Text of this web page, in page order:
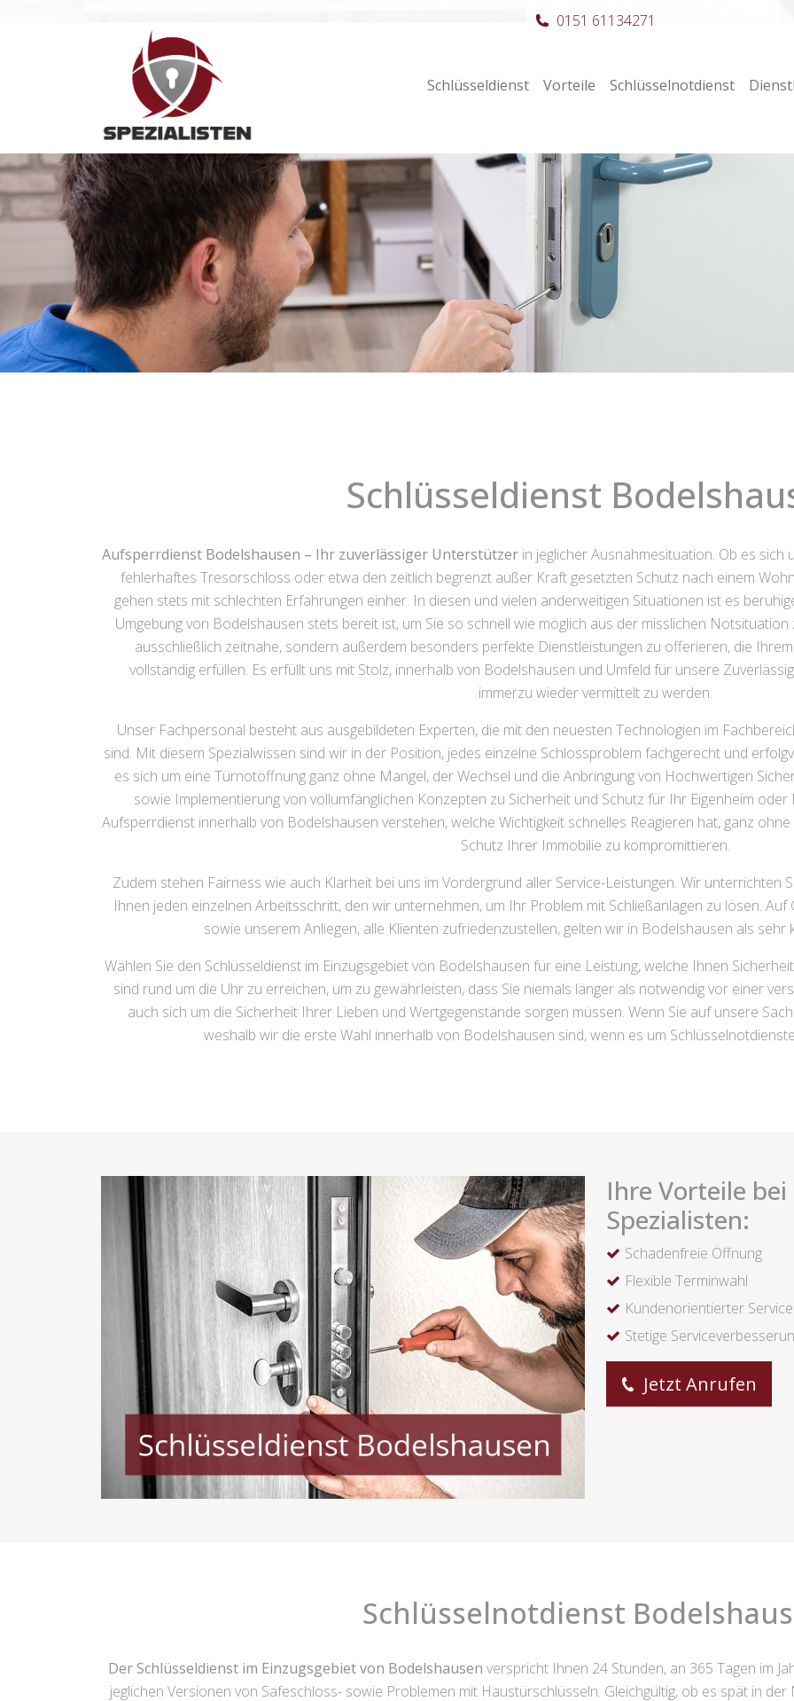
Hauptnavigation Schlüsseldienst Vorteile Schlüsselnotdienst
0151 61134271
Schlüsseldienst
Aufsperrdienst Bodelshausen – Ihr zuverlässiger Unterstützer in jeglicher Ausnahmesituation. Ob es
fehlerhaftes Tresorschloss oder etwa den zeitlich begrenzt außer Kraft gesetzten Schutz nach einem
gehen stets mit schlechten Erfahrungen einher. In diesen und vielen anderweitigen Situationen ist es
Umgebung von Bodelshausen stets bereit ist, um Sie so schnell wie möglich aus der misslichen
ausschließlich zeitnahe, sondern außerdem besonders perfekte Dienstleistungen zu offerieren, die
vollständig erfüllen. Es erfüllt uns mit Stolz, innerhalb von Bodelshausen und Umfeld für unsere
immerzu wieder vermittelt zu werden.
Unser Fachpersonal besteht aus ausgebildeten Experten, die mit den neuesten Technologien im
sind. Mit diesem Spezialwissen sind wir in der Position, jedes einzelne Schlossproblem fachgerecht und
es sich um eine Türnotöffnung ganz ohne Mangel, der Wechsel und die Anbringung von Hochwertigen
sowie Implementierung von vollumfänglichen Konzepten zu Sicherheit und Schutz für Ihr Eigenheim
Aufsperrdienst innerhalb von Bodelshausen verstehen, welche Wichtigkeit schnelles Reagieren hat, ganz
Schutz Ihrer Immobilie zu kompromittieren.
Zudem stehen Fairness wie auch Klarheit bei uns im Vordergrund aller Service-Leistungen. Wir unterrichten
Ihnen jeden einzelnen Arbeitsschritt, den wir unternehmen, um Ihr Problem mit Schließanlagen zu lösen.
sowie unserem Anliegen, alle Klienten zufriedenzustellen, gelten wir in Bodelshausen als
Wählen Sie den Schlüsseldienst im Einzugsgebiet von Bodelshausen für eine Leistung, welche Ihnen
sind rund um die Uhr zu erreichen, um zu gewährleisten, dass Sie niemals länger als notwendig vor einer
auch sich um die Sicherheit Ihrer Lieben und Wertgegenstände sorgen müssen. Wenn Sie auf unsere
weshalb wir die erste Wahl innerhalb von Bodelshausen sind, wenn es um
Ihre Vorteile
Spezialisten:
Schadenfreie Öffnung
Flexible Terminwahl
Kundenorientierter Service
Stetige
Jetzt Anrufen
Schlüsselnotdienst
Der Schlüsseldienst im Einzugsgebiet von Bodelshausen verspricht Ihnen 24 Stunden, an 365 Tagen im
jeglichen Versionen von Safeschloss- sowie Problemen mit Haustürschlüsseln. Gleichgültig, ob es spät in